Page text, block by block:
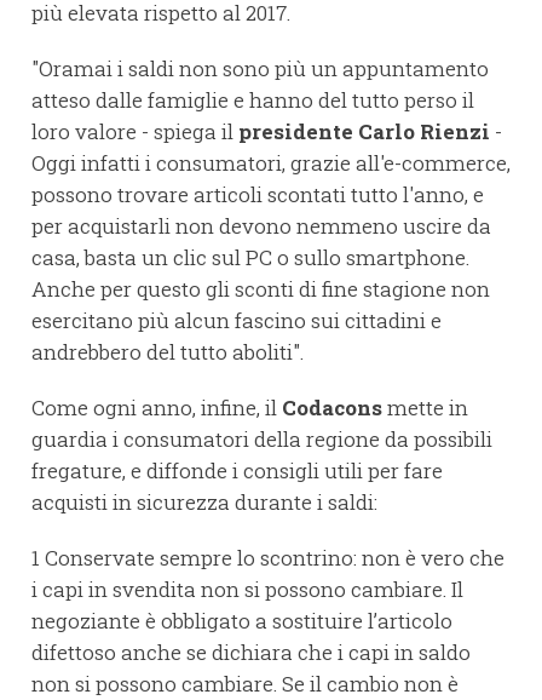
più elevata rispetto al 2017.
"Oramai i saldi non sono più un appuntamento
atteso dalle famiglie e hanno del tutto perso il
loro valore - spiega il presidente Carlo Rienzi -
Oggi infatti i consumatori, grazie all'e-commerce,
possono trovare articoli scontati tutto l'anno, e
per acquistarli non devono nemmeno uscire da
casa, basta un clic sul PC o sullo smartphone.
Anche per questo gli sconti di fine stagione non
esercitano più alcun fascino sui cittadini e
andrebbero del tutto aboliti".
Come ogni anno, infine, il Codaconsmette in
guardia i consumatori della regione da possibili
fregature, e diffonde i consigli utili per fare
acquisti in sicurezza durante i saldi:
1 Conservate sempre lo scontrino: non è vero che
i capi in svendita non si possono cambiare. Il
negoziante è obbligato a sostituire l’articolo
difettoso anche se dichiara che i capi in saldo
non si possono cambiare. Se il cambio non è